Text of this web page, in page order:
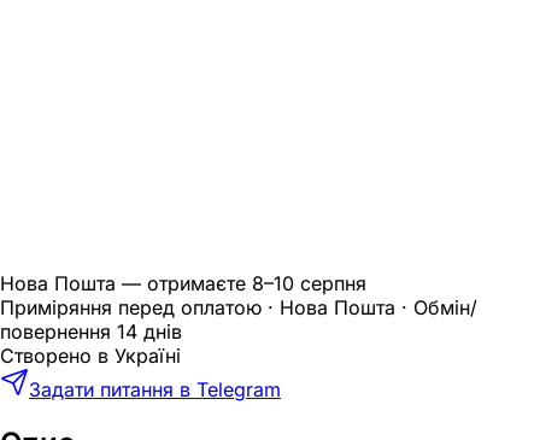
Нова Пошта — отримаєте 8–10 серпня
Приміряння перед оплатою · Нова Пошта · Обмін/
повернення 14 днів
Створено в Україні
Задати питання в Telegram